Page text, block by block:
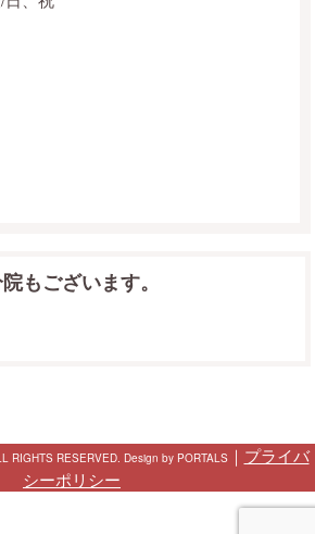
もございます。
RIGHTS RESERVED. Design by PORTALS｜ プライバ
シーポリシー